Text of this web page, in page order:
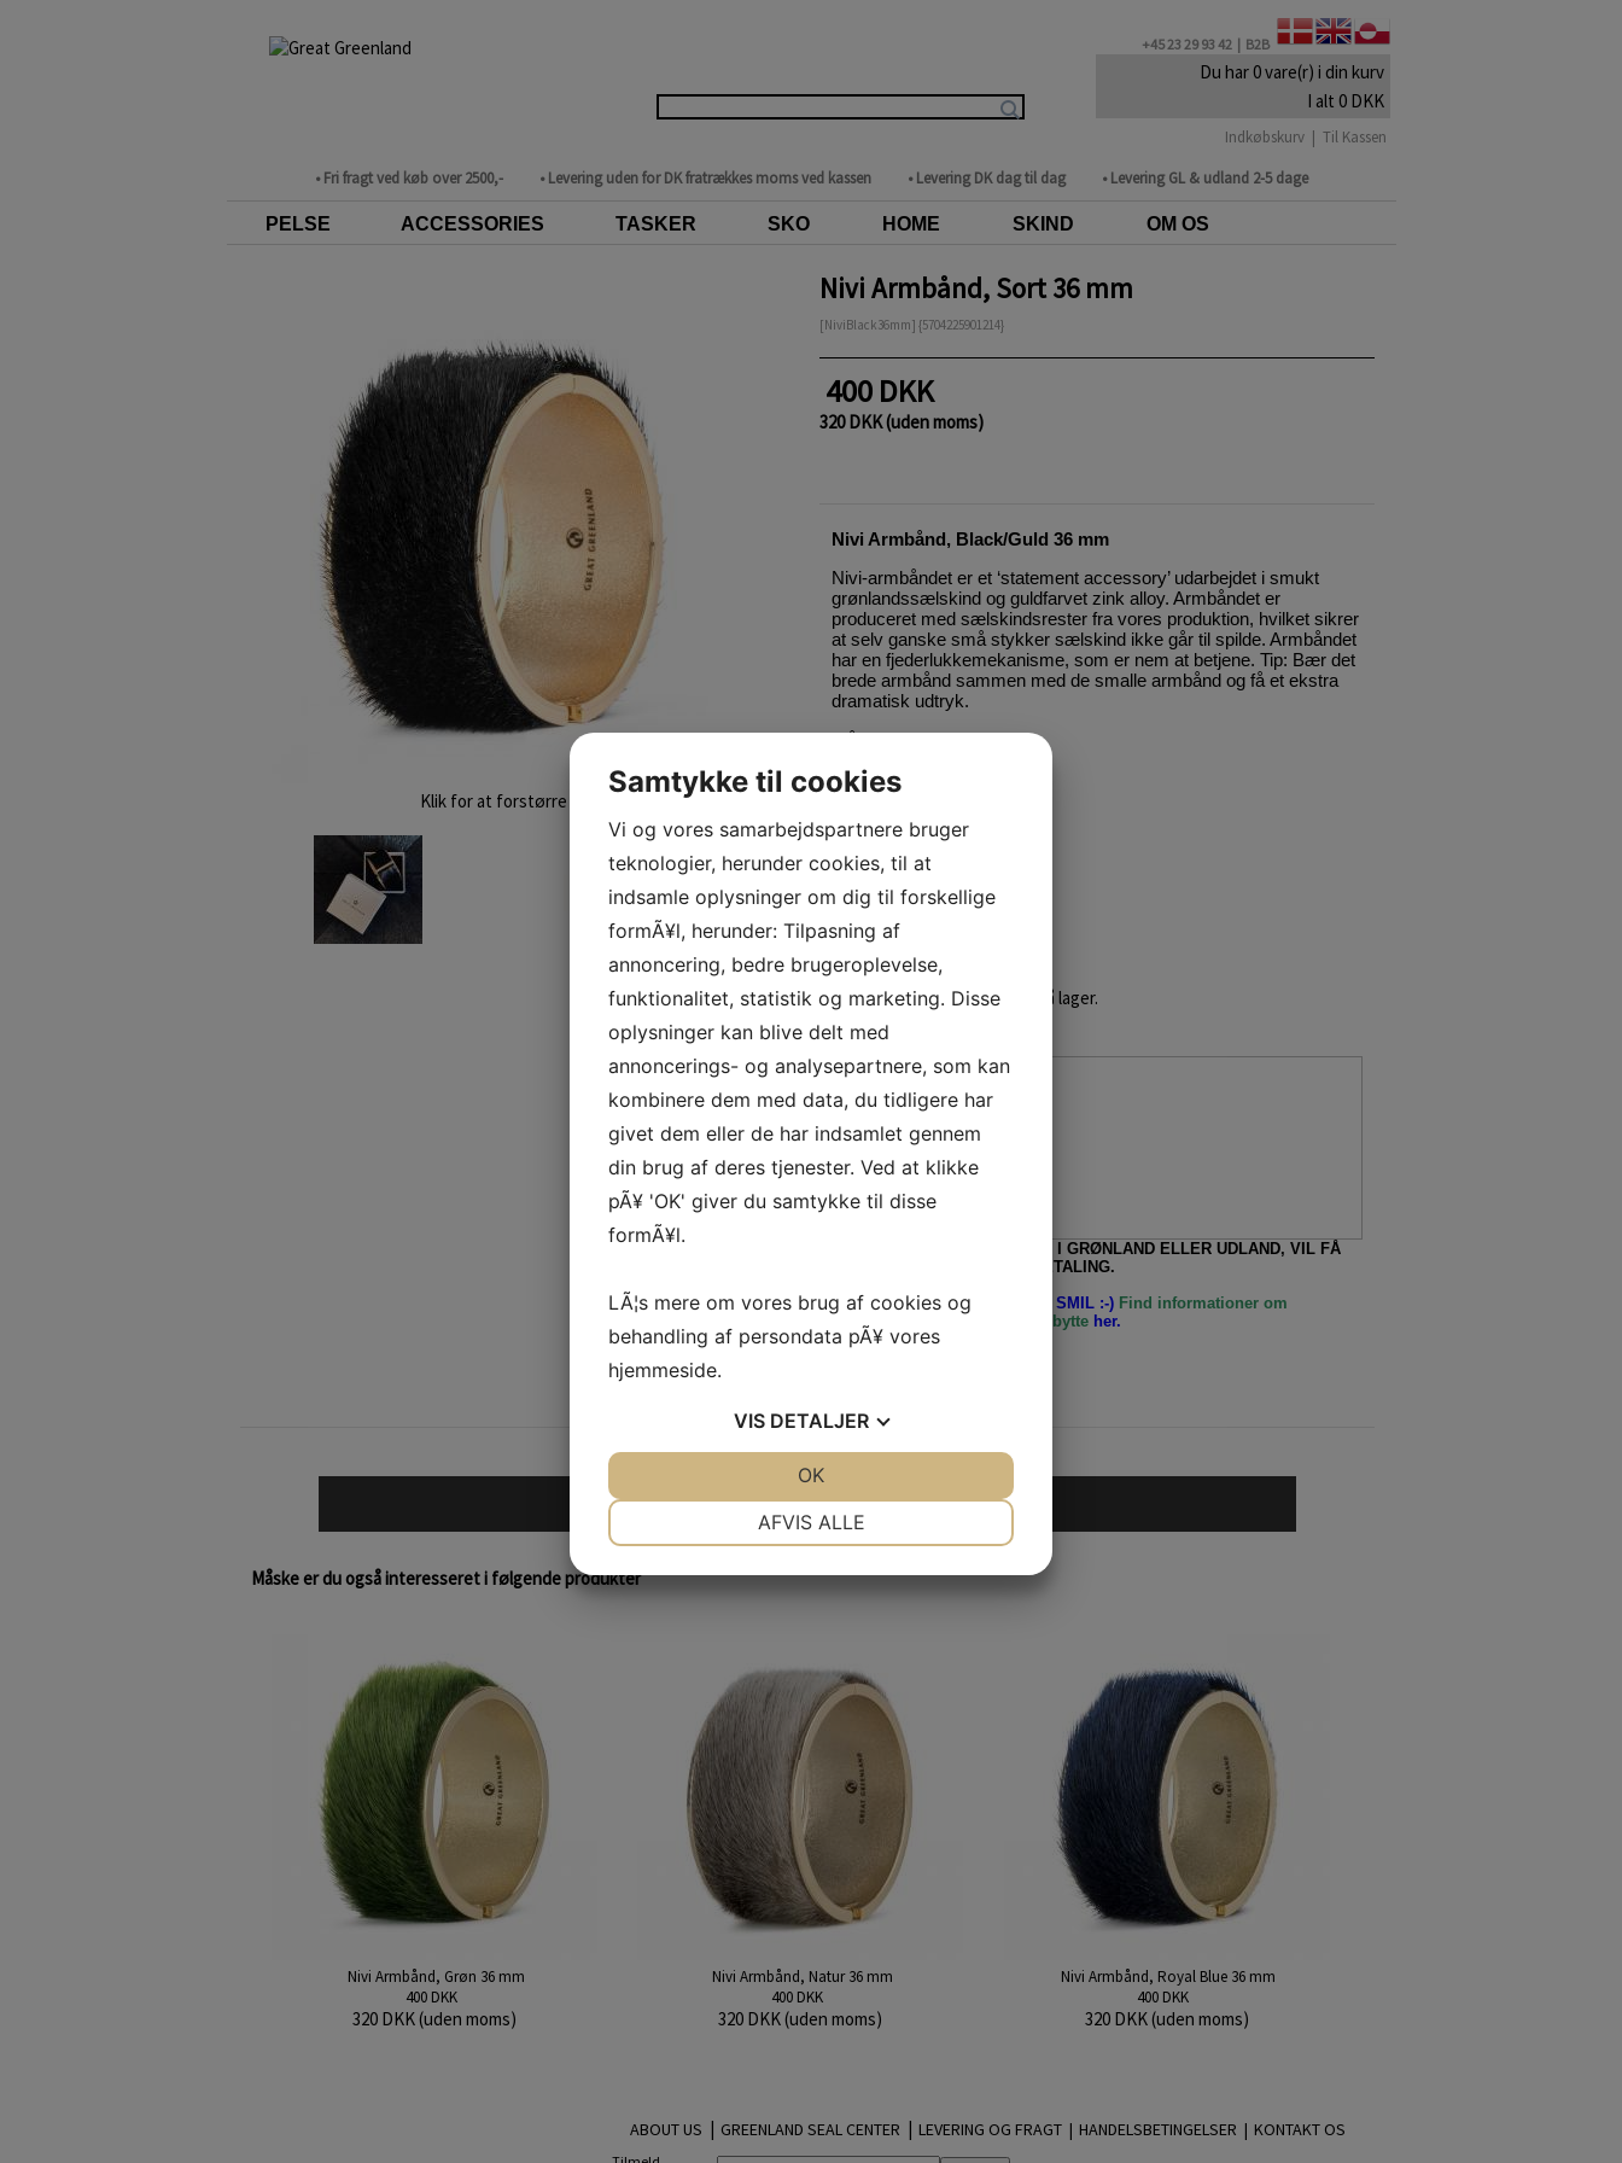
Du har 0 vare(r) i din kurv
I alt 0 DKK
Indkøbskurv | Til Kassen
+45 23 29 93 42 | B2B
• Fri fragt ved køb over 2500,- • Levering uden for DK fratrækkes moms ved kassen • Levering DK dag til dag • Levering GL & udland 2-5 dage
PELSE ACCESSORIES TASKER SKO HOME SKIND OM OS
Nivi Armbånd, Sort 36 mm
[NiviBlack36mm] {5704225901214}
400 DKK
320 DKK (uden moms)
Nivi Armbånd, Black/Guld 36 mm
Nivi-armbåndet er et ‘statement accessory’ udarbejdet i smukt
grønlandssælskind og guldfarvet zink alloy. Armbåndet er
produceret med sælskindsrester fra vores produktion, hvilket sikrer
at selv ganske små stykker sælskind ikke går til spilde. Armbåndet
har en fjederlukkemekanisme, som er nem at betjene. Tip: Bær det
brede armbånd sammen med de smalle armbånd og få et ekstra
dramatisk udtryk.
Mål:
Bredde: 3,6 cm
Omkreds: 18,8 cm
Design: Great Greenland
Varen er på lager.
ALLE ORDRE, TIL LEVERING I GRØNLAND ELLER UDLAND, VIL FÅ
FRATRUKKET MOMS VED BETALING.
Husk - Vi bytter ALTID med et SMIL :-) Find informationer om
levering/fragt, returnering og bytte her.
Klik for at forstørre
TILFØJ TIL KURV
Måske er du også interesseret i følgende produkter
Nivi Armbånd, Grøn 36 mm
400 DKK
320 DKK (uden moms)
Nivi Armbånd, Natur 36 mm
400 DKK
320 DKK (uden moms)
Nivi Armbånd, Royal Blue 36 mm
400 DKK
320 DKK (uden moms)
ABOUT US | GREENLAND SEAL CENTER | LEVERING OG FRAGT | HANDELSBETINGELSER | KONTAKT OS
Samtykke til cookies
Vi og vores samarbejdspartnere bruger
teknologier, herunder cookies, til at
indsamle oplysninger om dig til forskellige
formÃ¥l, herunder: Tilpasning af
annoncering, bedre brugeroplevelse,
funktionalitet, statistik og marketing. Disse
oplysninger kan blive delt med
annoncerings- og analysepartnere, som kan
kombinere dem med data, du tidligere har
givet dem eller de har indsamlet gennem
din brug af deres tjenester. Ved at klikke
pÃ¥ 'OK' giver du samtykke til disse
formÃ¥l.
LÃ¦s mere om vores brug af cookies og
behandling af persondata pÃ¥ vores
hjemmeside.
VIS DETALJER
AFVIS ALLE
OK